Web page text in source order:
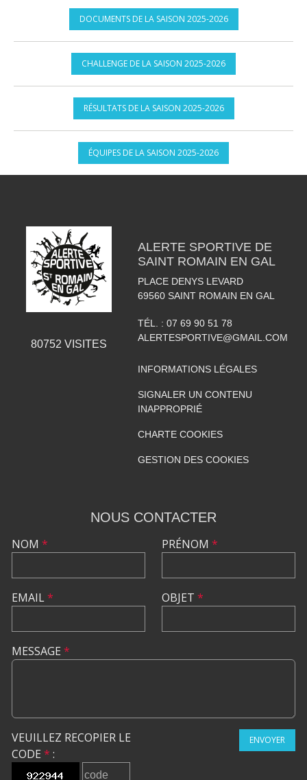
DOCUMENTS DE LA SAISON 2025-2026
CHALLENGE DE LA SAISON 2025-2026
RÉSULTATS DE LA SAISON 2025-2026
ÉQUIPES DE LA SAISON 2025-2026
80752 VISITES
ALERTE SPORTIVE DE
SAINT ROMAIN EN GAL
PLACE DENYS LEVARD
69560 SAINT ROMAIN EN GAL
TÉL. : 07 69 90 51 78
ALERTESPORTIVE@GMAIL.COM
INFORMATIONS LÉGALES
SIGNALER UN CONTENU
INAPPROPRIÉ
CHARTE COOKIES
GESTION DES COOKIES
NOUS CONTACTER
NOM *
EMAIL*
PRÉNOM *
OBJET *
MESSAGE *
VEUILLEZ RECOPIER LE
CODE * :
ENVOYER